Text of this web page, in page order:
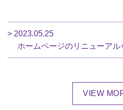
> 2023.05.25
ホームページのリニューアル
VIEW